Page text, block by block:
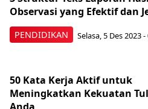
PENDIDIKAN
Observasi yang Efektif dan
Selasa, 5 Des 2023 -
50 Kata Kerja Aktif untuk
Meningkatkan Kekuatan